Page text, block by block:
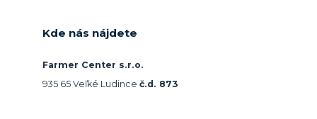
Kde nás nájdete
Farmer Center s.r.o.
935 65 Veľké Ludince č.d. 873